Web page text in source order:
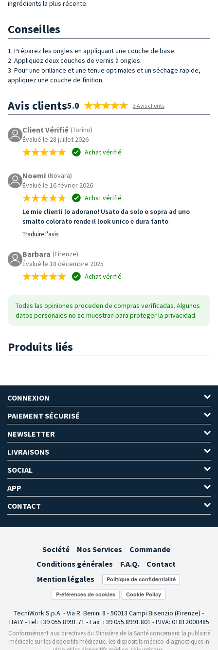
ingrédients la plus récente.
Conseilles
1. Préparez les ongles en appliquant une couche de base.
2. Appliquez deux couches de vernis à ongles.
3. Pour une brillance et une tenue optimales et un séchage rapide,
appliquez une couche de finition.
Avis clients5.0 3 Avis clients
Client Vérifié (Torino)
Évalué le 28 juillet 2026
Achat vérifié
Noemi (Novara)
Évalué le 16 février 2026
Achat vérifié
Le mie clienti lo adorano! Usato da solo o sopra ad uno
smalto colorato rende il look unico e dura tanto
Traduire l'avis
Barbara (Firenze)
Évalué le 18 décembre 2025
Achat vérifié
Todas las opiniones proceden de compras verificadas. Algunos
datos personales no se muestran para proteger la privacidad.
Produits liés
CONNEXION
PAIEMENT SÉCURISÉ
NEWSLETTER
LIVRAISONS
SOCIAL
APP
CONTACT
Société Nos Services
Commande
Conditions générales
F.A.Q.
Contact
Mention légales
Préférences de cookies
TecniWork S.p.A. - Via R. Benini 8 - 50013 Campi Bisenzio (Firenze) -
ITALY - Tel: +39 055.8991.71 - Fax: +39 055.8991.801 - P.IVA: 01812000485
Conformément aux directives du Ministère de la Santé concernant la publicité
médicale sur les dispositifs médicaux, les dispositifs médico-diagnostiques in